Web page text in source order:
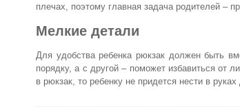
плечах, поэтому главная задача родителей –
Мелкие детали
Для удобства ребенка рюкзак должен быть
порядку, а с другой – поможет избавиться от
в рюкзак, то ребенку не придется нести в